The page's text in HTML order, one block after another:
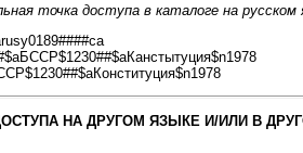
точка доступа в каталоге на русском
НА ДРУГОМ ЯЗЫКЕ И/ИЛИ В